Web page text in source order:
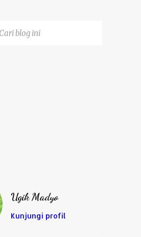
Ugik Madyo
Kunjungi profil